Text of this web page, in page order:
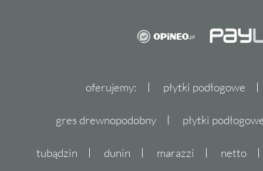
oferujemy: płytki podłogowe
gres drewnopodobny płytki
tubądzin dunin marazzi netto